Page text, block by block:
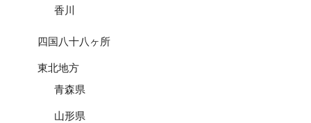
香川
四国八十八ヶ所
東北地方
青森県
山形県